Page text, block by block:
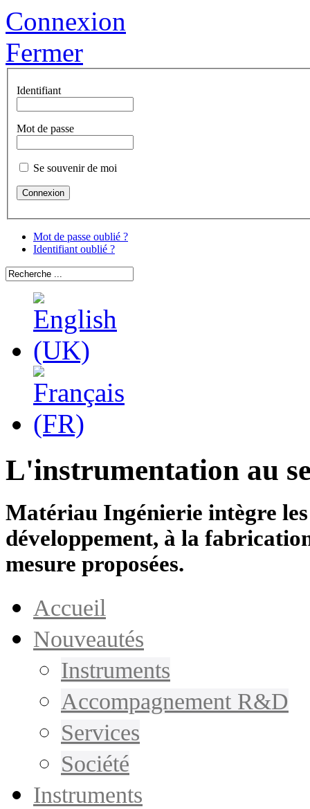
Connexion
Fermer
Identifiant
Mot de passe
Se souvenir de moi
Mot de passe oublié ?
Identifiant oublié ?
L'instrumentation au
Matériau Ingénierie intègre les
développement, à la
mesure proposées.
Accueil
Nouveautés
Instruments
Accompagnement R&D
Services
Société
Instruments